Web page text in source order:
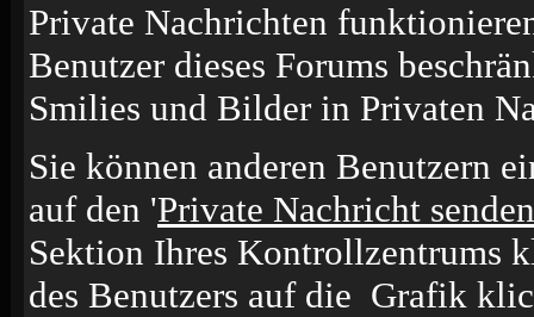
Private Nachrichten
Benutzer dieses Forums
Smilies und Bilder in Privaten
Sie können anderen Benutzern
auf den 'Private Nachricht senden
Sektion Ihres Kontrollzentrums
des Benutzers auf die Grafik